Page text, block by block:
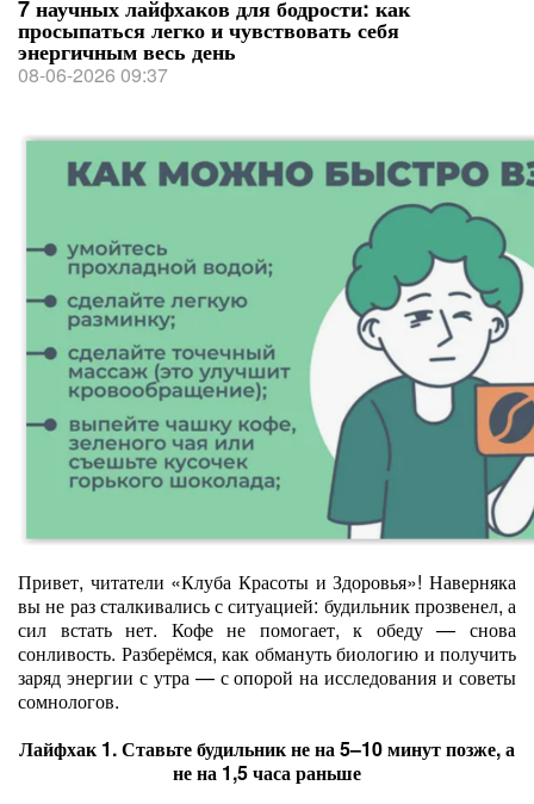
7 научных лайфхаков для бодрости: как
просыпаться легко и чувствовать себя
энергичным весь день
08-06-2026 09:37
Привет, читатели «Клуба Красоты и Здоровья»! Наверняка
вы не раз сталкивались с ситуацией: будильник прозвенел, а
сил встать нет. Кофе не помогает, к обеду — снова
сонливость. Разберёмся, как обмануть биологию и получить
заряд энергии с утра — с опорой на исследования и советы
сомнологов.
Лайфхак 1. Ставьте будильник не на 5–10 минут позже, а
не на 1,5 часа раньше